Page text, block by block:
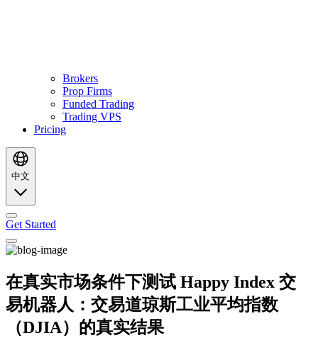
Brokers
Prop Firms
Funded Trading
Trading VPS
Pricing
中文
Get Started
在真实市场条件下测试 Happy Index 交
易机器人：交易道琼斯工业平均指数
（DJIA）的真实结果